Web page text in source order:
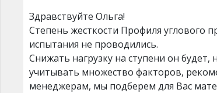
Здравствуйте Ольга!
Степень жесткости Профиля углового
испытания не проводились.
Снижать нагрузку на ступени он
учитывать множество факторов,
менеджерам, мы подберем для Вас